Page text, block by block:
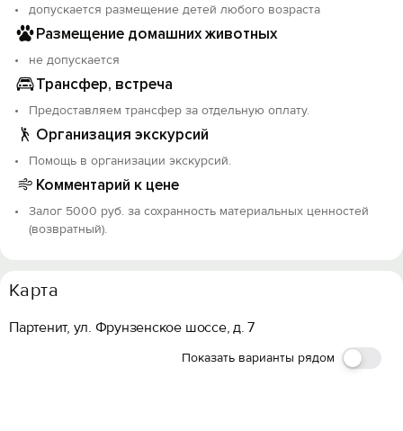
допускается размещение детей любого возраста
Размещение домашних животных
не допускается
Трансфер, встреча
Предоставляем трансфер за отдельную оплату.
Организация экскурсий
Помощь в организации экскурсий.
Комментарий к цене
Залог 5000 руб. за сохранность материальных ценностей
(возвратный).
Карта
Партенит, ул. Фрунзенское шоссе, д. 7
Показать варианты рядом